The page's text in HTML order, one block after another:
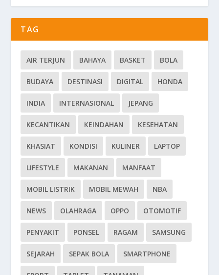
TAG
AIR TERJUN BAHAYA BASKET BOLA
BUDAYA DESTINASI DIGITAL HONDA
INDIA INTERNASIONAL JEPANG
KECANTIKAN KEINDAHAN KESEHATAN
KHASIAT KONDISI KULINER LAPTOP
LIFESTYLE MAKANAN MANFAAT
MOBIL LISTRIK MOBIL MEWAH NBA
NEWS OLAHRAGA OPPO OTOMOTIF
PENYAKIT PONSEL RAGAM SAMSUNG
SEJARAH SEPAK BOLA SMARTPHONE